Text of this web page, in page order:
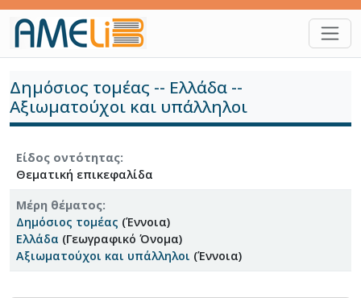
Παράκαμψη προς το κυρίως περιεχόμενο
Δημόσιος τομέας -- Ελλάδα --
Αξιωματούχοι και υπάλληλοι
Είδος οντότητας
Θεματική επικεφαλίδα
Μέρη θέματος
Δημόσιος τομέας (Έννοια)
Ελλάδα (Γεωγραφικό Όνομα)
Αξιωματούχοι και υπάλληλοι (Έννοια)
Είδος οντότητας
Μέρη θέματος
Δημόσιος τομέας
Ελλάδα(Γεωγραφικό Όνομα)
Αξιωματούχοι και υπάλληλοι